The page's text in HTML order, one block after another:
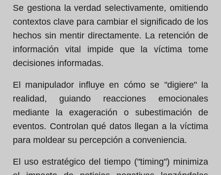
Se gestiona la verdad selectivamente, omitiendo
contextos clave para cambiar el significado de los
hechos sin mentir directamente. La retención de
información vital impide que la víctima tome
decisiones informadas.
El manipulador influye en cómo se "digiere" la
realidad, guiando reacciones emocionales
mediante la exageración o subestimación de
eventos. Controlan qué datos llegan a la víctima
para moldear su percepción a conveniencia.
El uso estratégico del tiempo ("timing") minimiza